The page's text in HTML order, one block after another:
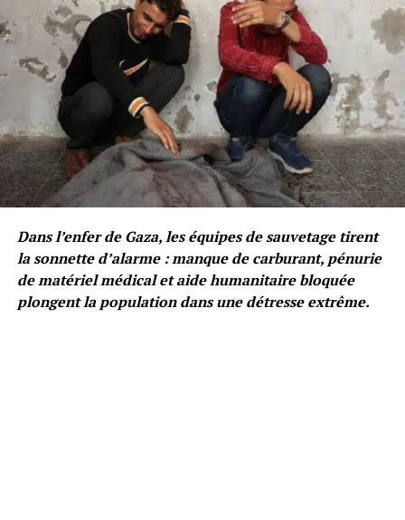
Dans l’enfer de Gaza, les équipes de sauvetage tirent
la sonnette d’alarme : manque de carburant, pénurie
de matériel médical et aide humanitaire bloquée
plongent la population dans une détresse extrême.